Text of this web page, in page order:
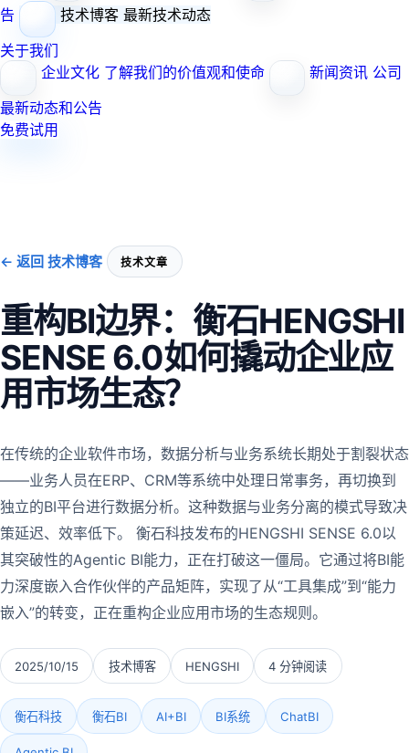
告
技术博客 最新技术动态
关于我们
企业文化 了解我们的价值观和使命 新闻资讯 公司
最新动态和公告
免费试用
← 返回 技术博客 技术文章
重构BI边界：衡石HENGSHI
SENSE 6.0如何撬动企业应
用市场生态？
在传统的企业软件市场，数据分析与业务系统长期处于割裂状态
——业务人员在ERP、CRM等系统中处理日常事务，再切换到
独立的BI平台进行数据分析。这种数据与业务分离的模式导致决
策延迟、效率低下。 衡石科技发布的HENGSHI SENSE 6.0以
其突破性的Agentic BI能力，正在打破这一僵局。它通过将BI能
力深度嵌入合作伙伴的产品矩阵，实现了从“工具集成”到“能力
嵌入”的转变，正在重构企业应用市场的生态规则。
2025/10/15 技术博客 HENGSHI 4 分钟阅读
衡石科技 衡石BI AI+BI BI系统 ChatBI